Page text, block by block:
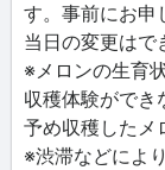
す。事前にお申
当日の変更はで
※メロンの生育
収穫体験ができ
予め収穫したメ
※渋滞などによ